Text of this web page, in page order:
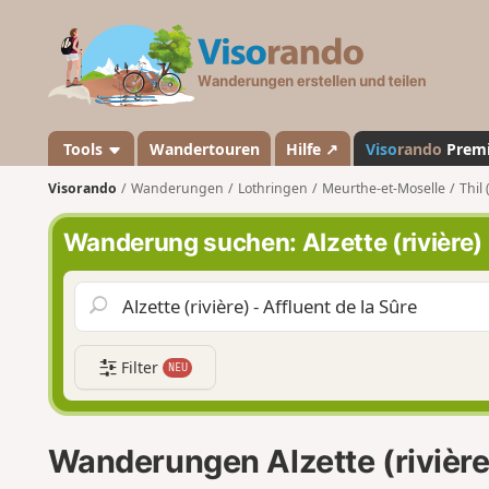
a
n
d
o
Tools Wandertouren Hilfe ↗ Visorando
Visorando Wanderungen Lothringen Meurthe-et-Moselle Thil
Wanderung suchen: Alzette (rivière)
Filter NEU
Wanderungen Alzette